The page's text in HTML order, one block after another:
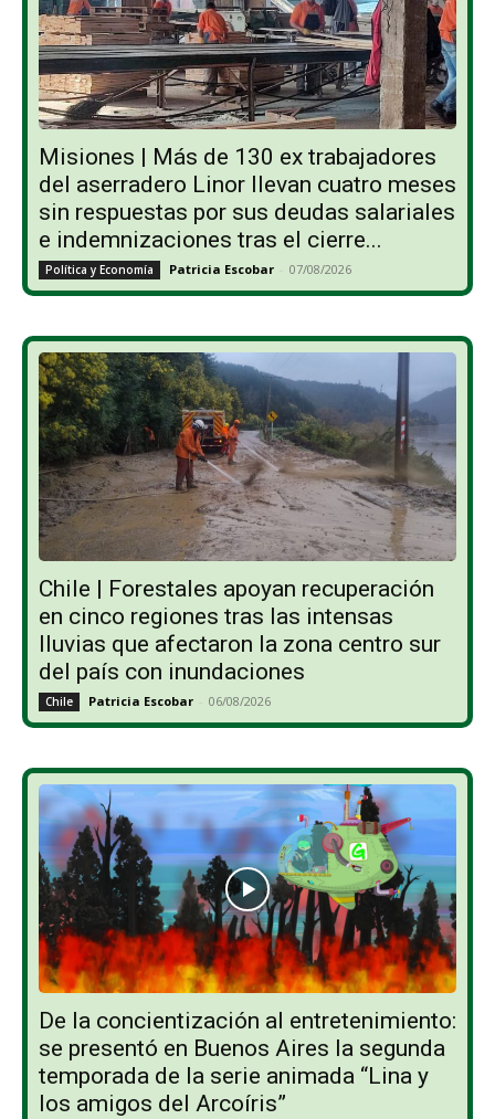
Misiones | Más de 130 ex trabajadores
del aserradero Linor llevan cuatro meses
sin respuestas por sus deudas salariales
e indemnizaciones tras el cierre...
Política y Economía Patricia Escobar - 07/08/2026
Chile | Forestales apoyan recuperación
en cinco regiones tras las intensas
lluvias que afectaron la zona centro sur
del país con inundaciones
Chile Patricia Escobar - 06/08/2026
De la concientización al entretenimiento:
se presentó en Buenos Aires la segunda
temporada de la serie animada “Lina y
los amigos del Arcoíris”